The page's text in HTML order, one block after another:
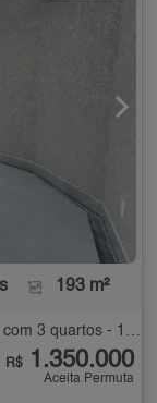
193 m²
Sobrado à Venda no Parque São Domingos com 3 quartos - 193 m²
R$ 1.350.000
Aceita Permuta